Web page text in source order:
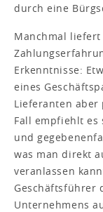
durch eine
Manchmal
Erkenntnisse:
eines
Lieferanten aber
Fall empfiehlt es
und
was man direkt
veranlassen
Geschäftsführer
Unternehmens